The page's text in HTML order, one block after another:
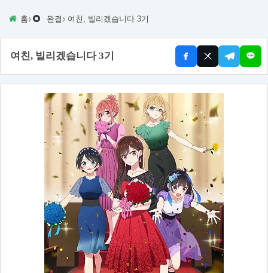
홈› 완결 › 여친, 빌리겠습니다 3기
여친, 빌리겠습니다 3기